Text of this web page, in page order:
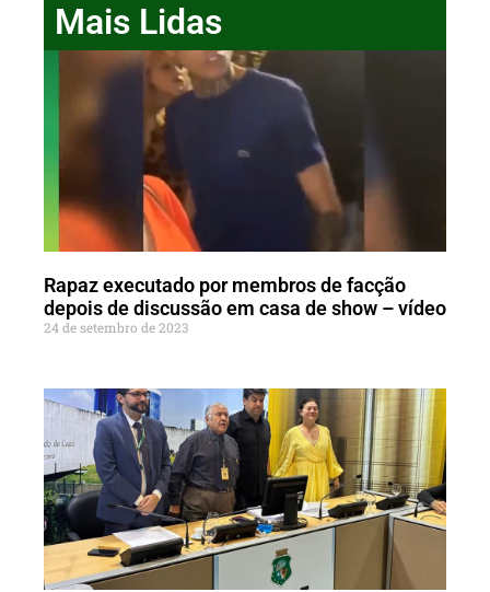
Mais Lidas
Rapaz executado por membros de facção
depois de discussão em casa de show – vídeo
24 de setembro de 2023